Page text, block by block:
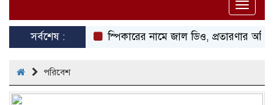
Toggle
সর্বশেষ :
স্পিকারের নামে জাল ডিও, প্রতারণার অভিযোগে
পরিবেশ